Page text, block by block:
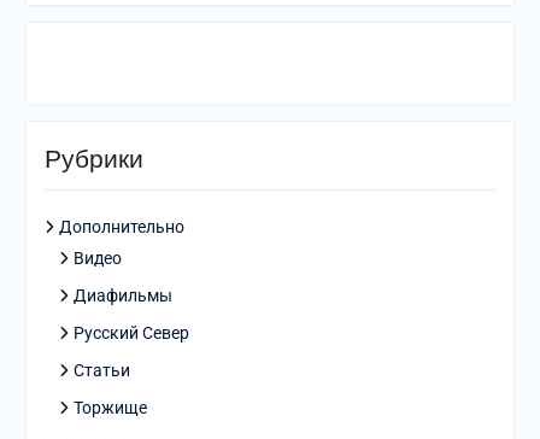
Рубрики
Дополнительно
Видео
Диафильмы
Русский Север
Статьи
Торжище